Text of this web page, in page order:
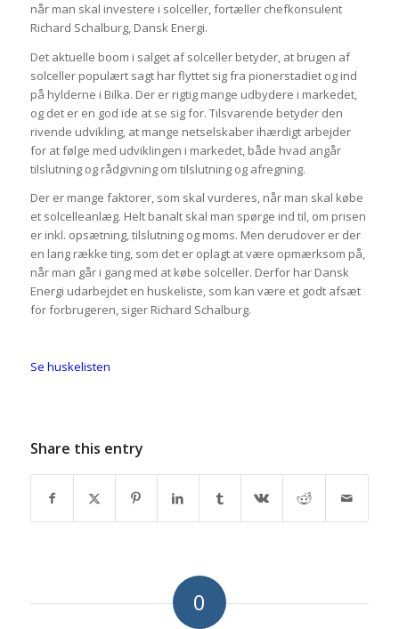
når man skal investere i solceller, fortæller chefkonsulent
Richard Schalburg, Dansk Energi.
Det aktuelle boom i salget af solceller betyder, at brugen af
solceller populært sagt har flyttet sig fra pionerstadiet og ind
på hylderne i Bilka. Der er rigtig mange udbydere i markedet,
og det er en god ide at se sig for. Tilsvarende betyder den
rivende udvikling, at mange netselskaber ihærdigt arbejder
for at følge med udviklingen i markedet, både hvad angår
tilslutning og rådgivning om tilslutning og afregning.
Der er mange faktorer, som skal vurderes, når man skal købe
et solcelleanlæg. Helt banalt skal man spørge ind til, om prisen
er inkl. opsætning, tilslutning og moms. Men derudover er der
en lang række ting, som det er oplagt at være opmærksom på,
når man går i gang med at købe solceller. Derfor har Dansk
Energi udarbejdet en huskeliste, som kan være et godt afsæt
for forbrugeren, siger Richard Schalburg.
Se huskelisten
Share this entry
0